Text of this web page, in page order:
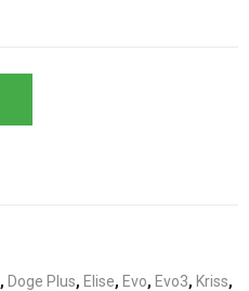
, Doge Plus, Elise, Evo, Evo3, Kriss,